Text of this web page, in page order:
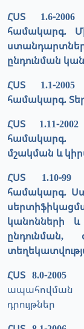
ՀՍՏ 1.6-
համակարգ.
ընդունման
ՀՍՏ 1.1-
համակարգ.
ՀՍՏ 1.11-
համակարգ.
մշակման և
ՀՍՏ 1.10-
համակարգ.
կանոնների
ՀՍՏ 8.0-
ապահովման
դրույթներ